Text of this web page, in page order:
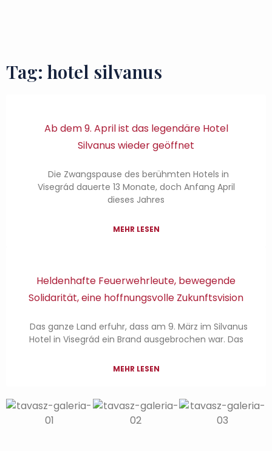
Tag: hotel silvanus
Ab dem 9. April ist das legendäre Hotel
Silvanus wieder geöffnet
Die Zwangspause des berühmten Hotels in
Visegrád dauerte 13 Monate, doch Anfang April
dieses Jahres
MEHR LESEN
Heldenhafte Feuerwehrleute, bewegende
Solidarität, eine hoffnungsvolle Zukunftsvision
Das ganze Land erfuhr, dass am 9. März im Silvanus
Hotel in Visegrád ein Brand ausgebrochen war. Das
MEHR LESEN